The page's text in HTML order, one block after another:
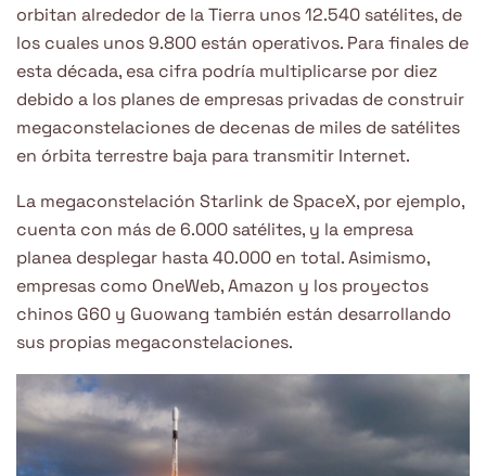
orbitan alrededor de la Tierra unos 12.540 satélites, de
los cuales unos 9.800 están operativos. Para finales de
esta década, esa cifra podría multiplicarse por diez
debido a los planes de empresas privadas de construir
megaconstelaciones de decenas de miles de satélites
en órbita terrestre baja para transmitir Internet.
La megaconstelación Starlink de SpaceX, por ejemplo,
cuenta con más de 6.000 satélites, y la empresa
planea desplegar hasta 40.000 en total. Asimismo,
empresas como OneWeb, Amazon y los proyectos
chinos G60 y Guowang también están desarrollando
sus propias megaconstelaciones.